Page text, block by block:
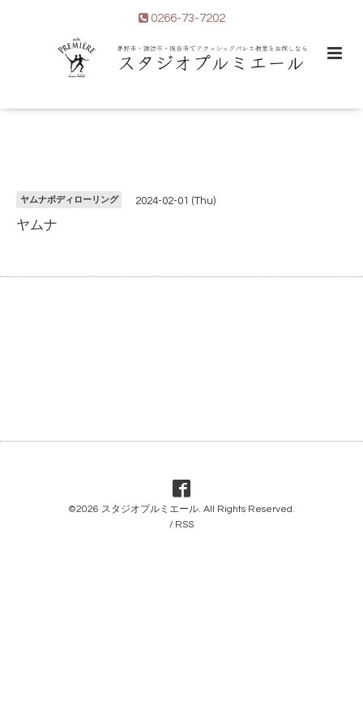
0266-73-7202
ヤムナボディローリング 2024-02-01 (Thu)
ヤムナ
©2026 スタジオプルミエール. All Rights Reserved.
/ RSS